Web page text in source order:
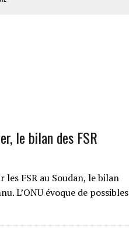
le bilan des FSR
les FSR au Soudan, le bilan
L’ONU évoque de possibles